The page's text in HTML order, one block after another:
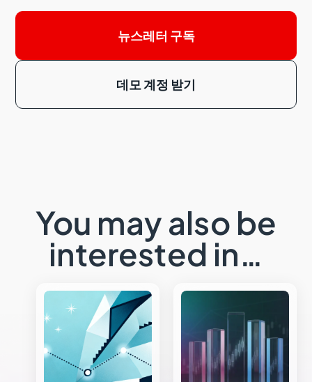
뉴스레터 구독
데모 계정 받기
You may also be
interested in…